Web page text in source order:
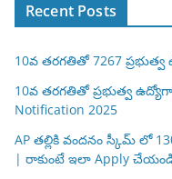
Recent Posts
10వ తరగతితో 7267
10వ తరగతితో ప్రభుత్వ
Notification 2025
AP తల్లికి వందనం స్కీమ్ లో
| రాకుంటే ఇలా Apply చేయండి